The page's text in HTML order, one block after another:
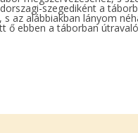
szegediként a
az alábbiakban lányom
ő ebben a táborban